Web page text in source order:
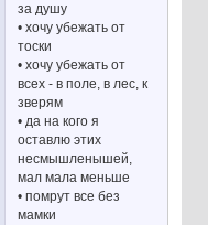
за душу
• хочу убежать от
тоски
• хочу убежать от
всех - в поле, в лес, к
зверям
• да на кого я
оставлю этих
несмышленышей,
мал мала меньше
• помрут все без
мамки